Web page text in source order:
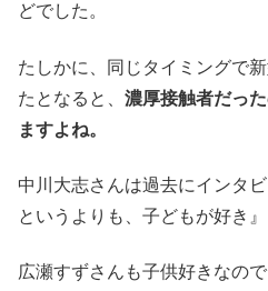
どでした。
たしかに、同じタイミングで
たとなると、 濃厚接触者だっ
ますよね。
中川大志さんは過去にインタ
というよりも、子どもが好き
広瀬すずさんも子供好きなの